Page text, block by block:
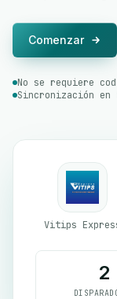
Comenzar
No se requiere
Sincronización en
Vitips
2